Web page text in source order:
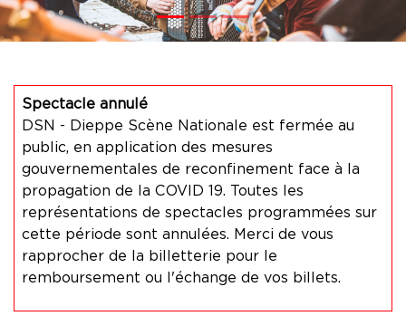
Spectacle annulé
DSN - Dieppe Scène Nationale est fermée au
public, en application des mesures
gouvernementales de reconfinement face à la
propagation de la COVID 19. Toutes les
représentations de spectacles programmées sur
cette période sont annulées. Merci de vous
rapprocher de la billetterie pour le
remboursement ou l'échange de vos billets.